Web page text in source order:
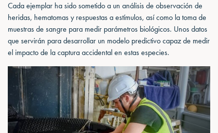
Cada ejemplar ha sido sometido a un análisis de observación de
heridas, hematomas y respuestas a estímulos, así como la toma de
muestras de sangre para medir parámetros biológicos. Unos datos
que servirán para desarrollar un modelo predictivo capaz de medir
el impacto de la captura accidental en estas especies.